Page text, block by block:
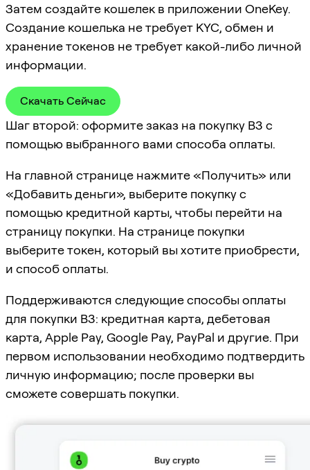
Затем создайте кошелек в приложении OneKey.
Создание кошелька не требует KYC, обмен и
хранение токенов не требует какой-либо личной
информации.
Скачать Сейчас
Шаг второй: оформите заказ на покупку B3 с
помощью выбранного вами способа оплаты.
На главной странице нажмите «Получить» или
«Добавить деньги», выберите покупку с
помощью кредитной карты, чтобы перейти на
страницу покупки. На странице покупки
выберите токен, который вы хотите приобрести,
и способ оплаты.
Поддерживаются следующие способы оплаты
для покупки B3: кредитная карта, дебетовая
карта, Apple Pay, Google Pay, PayPal и другие. При
первом использовании необходимо подтвердить
личную информацию; после проверки вы
сможете совершать покупки.